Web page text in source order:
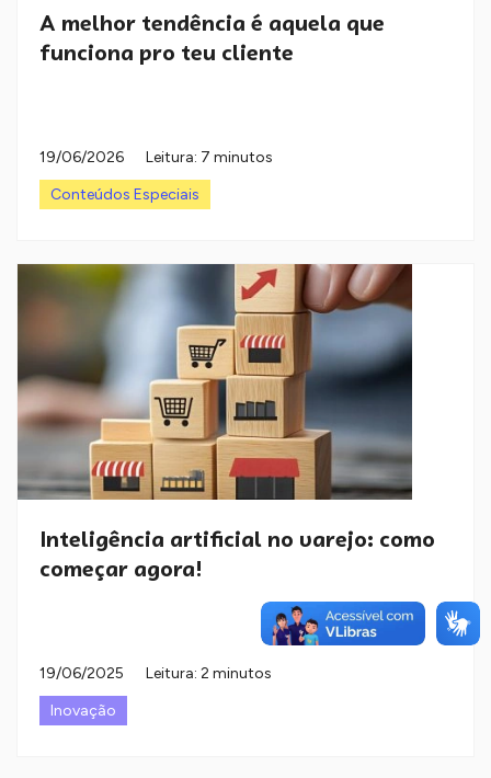
A melhor tendência é aquela que
funciona pro teu cliente
19/06/2026
Leitura: 7 minutos
Conteúdos Especiais
Inteligência artificial no varejo: como
começar agora!
19/06/2025
Leitura: 2 minutos
Inovação